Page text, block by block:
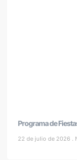
Programa de
22 de julio de 2026